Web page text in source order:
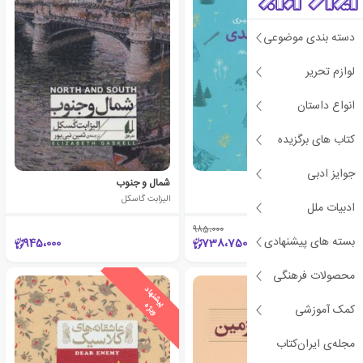
دسته بندی موضوعی
لوازم تحریر
انواع داستان
کتاب های برگزیده
جوایز ادبی
ادبیات ملل
بسته های پیشنهادی
محصولات فرهنگی
کمک آموزشی
مجله‌ی ایران‌کتاب
هایدی
985،000
738،750
شمال و جنوب
الیزابت گاسکل
945،000
پ
ی
ش
ن
ه
ا
د
و
ی
ژ
ه